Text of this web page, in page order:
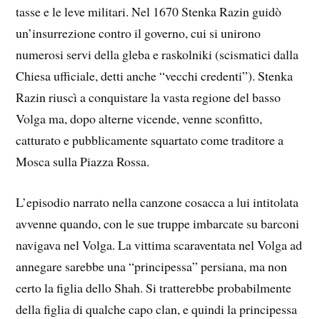
tasse e le leve militari. Nel 1670 Stenka Razin guidò
un’insurrezione contro il governo, cui si unirono
numerosi servi della gleba e raskolniki (scismatici dalla
Chiesa ufficiale, detti anche “vecchi credenti”). Stenka
Razin riuscì a conquistare la vasta regione del basso
Volga ma, dopo alterne vicende, venne sconfitto,
catturato e pubblicamente squartato come traditore a
Mosca sulla Piazza Rossa.
L’episodio narrato nella canzone cosacca a lui intitolata
avvenne quando, con le sue truppe imbarcate su barconi
navigava nel Volga. La vittima scaraventata nel Volga ad
annegare sarebbe una “principessa” persiana, ma non
certo la figlia dello Shah. Si tratterebbe probabilmente
della figlia di qualche capo clan, e quindi la principessa